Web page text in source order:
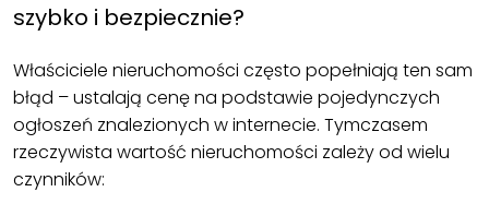
szybko i bezpiecznie?
Właściciele nieruchomości często popełniają ten sam
błąd – ustalają cenę na podstawie pojedynczych
ogłoszeń znalezionych w internecie. Tymczasem
rzeczywista wartość nieruchomości zależy od wielu
czynników: